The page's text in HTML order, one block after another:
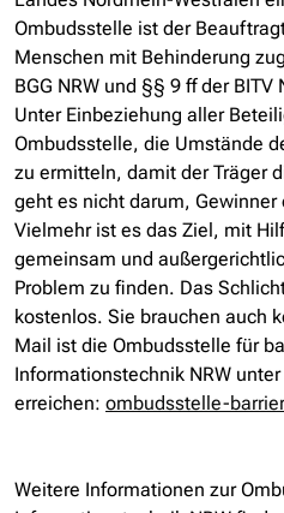
Ombudsstelle ist der
Menschen mit Behinderung
BGG NRW und §§ 9 ff der
Unter Einbeziehung aller
Ombudsstelle, die Umstände
zu ermitteln, damit der Träger
geht es nicht darum,
Vielmehr ist es das Ziel, mit
gemeinsam und
Problem zu finden. Das
kostenlos. Sie brauchen auch
Mail ist die Ombudsstelle für
Informationstechnik NRW
erreichen: ombudsstelle-
Weitere Informationen zur